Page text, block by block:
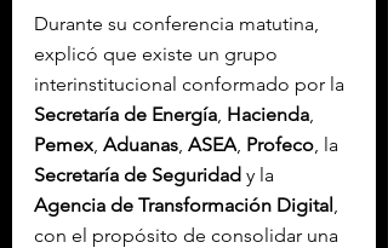
Durante su conferencia matutina,
explicó que existe un grupo
interinstitucional conformado por la
Secretaría de Energía Hacienda
Pemex Aduanas ASEA Profeco , la
Secretaría de Seguridad y la
Agencia de Transformación Digital
con el propósito de consolidar una